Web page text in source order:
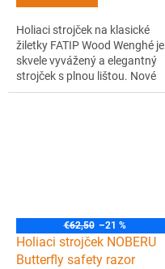
Holiaci strojček na klasické
žiletky FATIP Wood Wenghé je
skvele vyvážený a elegantný
strojček s plnou lištou. Nové
hlavice "Testina gentile" sú
€62,50 –21 %
Holiaci strojček NOBERU
Butterfly safety razor